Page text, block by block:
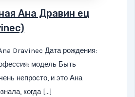
Ана Дравин ец
Dravinec Дата рождения:
модель Быть
непросто, и это Ана
когда […]